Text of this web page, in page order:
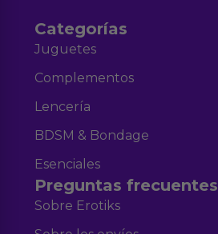
Categorías
Juguetes
Complementos
Lencería
BDSM & Bondage
Esenciales
Preguntas frecuentes
Sobre Erotiks